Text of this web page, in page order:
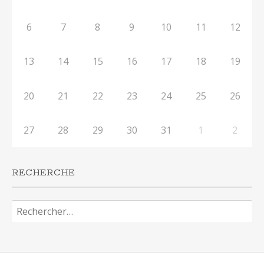
6 7 8 9 10 11 12
13 14 15 16 17 18 19
20 21 22 23 24 25 26
27 28 29 30 31 1 2
RECHERCHE
Rechercher :